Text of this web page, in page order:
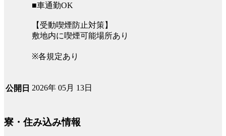
■車通勤OK
【受動喫煙防止対策】
敷地内に喫煙可能場所あり
※各規定あり
公開日 2026年 05月 13日
寮・住み込み情報